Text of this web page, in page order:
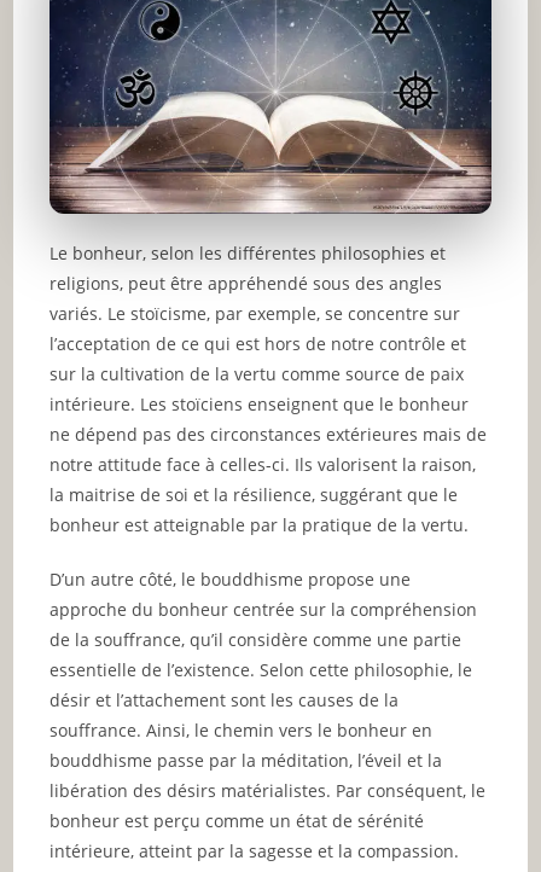
Le bonheur, selon les différentes philosophies et
religions, peut être appréhendé sous des angles
variés. Le stoïcisme, par exemple, se concentre sur
l’acceptation de ce qui est hors de notre contrôle et
sur la cultivation de la vertu comme source de paix
intérieure. Les stoïciens enseignent que le bonheur
ne dépend pas des circonstances extérieures mais de
notre attitude face à celles-ci. Ils valorisent la raison,
la maitrise de soi et la résilience, suggérant que le
bonheur est atteignable par la pratique de la vertu.
D’un autre côté, le bouddhisme propose une
approche du bonheur centrée sur la compréhension
de la souffrance, qu’il considère comme une partie
essentielle de l’existence. Selon cette philosophie, le
désir et l’attachement sont les causes de la
souffrance. Ainsi, le chemin vers le bonheur en
bouddhisme passe par la méditation, l’éveil et la
libération des désirs matérialistes. Par conséquent, le
bonheur est perçu comme un état de sérénité
intérieure, atteint par la sagesse et la compassion.